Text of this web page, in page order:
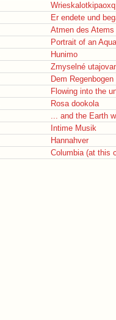
Wrieskalotkipaoxq
Er endete und
Atmen des Atems
Portrait of an
Hunimo
Zmyselné
Dem
Flowing into the
Rosa dookola
... and the Earth
Intime Musik
Hannahver
Columbia (at this